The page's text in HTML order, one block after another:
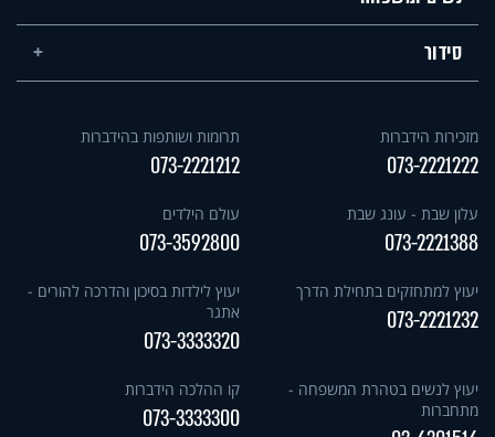
סידור
מזכירות הידברות
073-2221222
תרומות ושותפות בהידברות
073-2221212
עלון שבת - עונג שבת
073-2221388
עולם הילדים
073-3592800
יעוץ למתחזקים בתחילת הדרך
073-2221232
יעוץ לילדות בסיכון והדרכה להורים -
אתגר
073-3333320
יעוץ לנשים בטהרת המשפחה -
מתחברות
קו ההלכה הידברות
073-3333300